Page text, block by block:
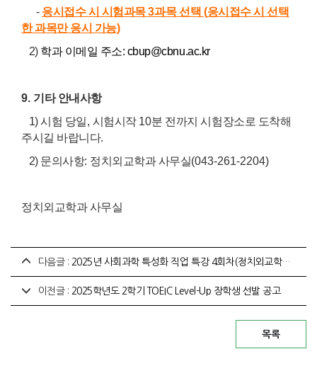
- 응시접수 시 시험과목3과목 선택 (응시접수 시 선택
한 과목만 응시 가능)
2) 학과 이메일 주소: cbup@cbnu.ac.kr
9. 기타 안내사항
1) 시험 당일, 시험시작 10분 전까지 시험장소로 도착해
주시길 바랍니다.
2) 문의사항: 정치외교학과 사무실(043-261-2204)
정치외교학과 사무실
다음글 : 2025년 사회과학 특성화 직업 특강 4회차(정치외교학과 동문 엄유찬 변호사 특강)
이전글 : 2025학년도 2학기 TOEIC Level-Up 장학생 선발 공고